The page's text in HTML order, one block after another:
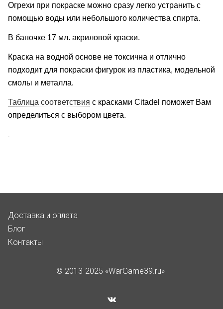
Огрехи при покраске можно сразу легко устранить с
помощью воды или небольшого количества спирта.
В баночке 17 мл. акриловой краски.
Краска на водной основе не токсична и отлично
подходит для покраски фигурок из пластика, модельной
смолы и металла.
Таблица соответствия с красками Citadel поможет Вам
определиться с выбором цвета.
.
Доставка и оплата
Блог
Контакты
© 2013-2025 «WarGame39.ru»